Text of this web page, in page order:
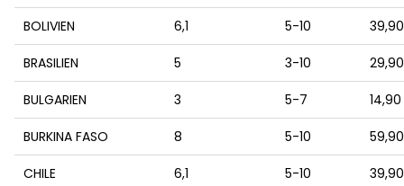
BOLIVIEN 6,1 5-10
BRASILIEN 5 3-10
BULGARIEN 3 5-7
BURKINA FASO 8 5-10
CHILE 6,1 5-10